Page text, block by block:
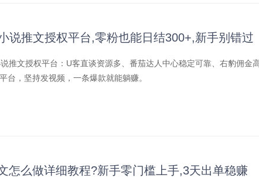
说推文授权平台,零粉也能日结300+,新手别错过
推文授权平台：U客直谈资源多、番茄达人中心稳定可靠、右豹佣金
台，坚持发视频，一条爆款就能躺赚。
怎么做详细教程?新手零门槛上手,3天出单稳赚